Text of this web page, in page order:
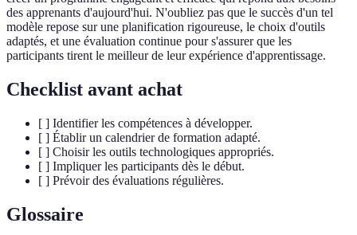
des apprenants d'aujourd'hui. N'oubliez pas que le succès d'un tel
modèle repose sur une planification rigoureuse, le choix d'outils
adaptés, et une évaluation continue pour s'assurer que les
participants tirent le meilleur de leur expérience d'apprentissage.
Checklist avant achat
[ ] Identifier les compétences à développer.
[ ] Établir un calendrier de formation adapté.
[ ] Choisir les outils technologiques appropriés.
[ ] Impliquer les participants dès le début.
[ ] Prévoir des évaluations régulières.
Glossaire